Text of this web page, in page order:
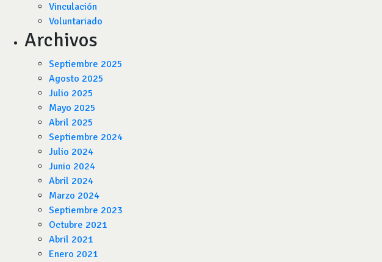
Vinculación
Voluntariado
Archivos
Septiembre 2025
Agosto 2025
Julio 2025
Mayo 2025
Abril 2025
Septiembre 2024
Julio 2024
Junio 2024
Abril 2024
Marzo 2024
Septiembre 2023
Octubre 2021
Abril 2021
Enero 2021